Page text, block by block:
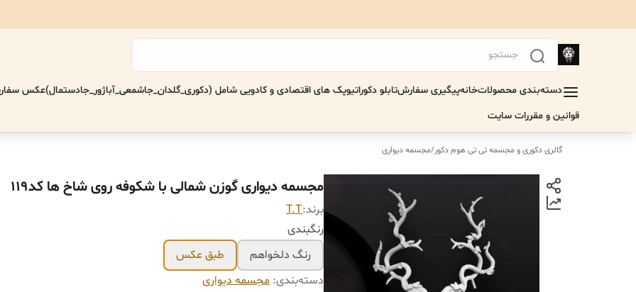
دسته‌بندی محصولاتخانهپیگیری سفارشتابلو دکوراتیوپک های اقتصادی‌ و کادویی شامل (دکوری_گلدان_جاشمعی_آباژور_جادستمال)عکس
قوانین و مقررات سایت
گالری دکوری و مجسمه تی تی هوم دکور/مجسمه دیواری
مجسمه دیواری گوزن شمالی با شکوفه روی شاخ ها کد119
برند:T.T
رنگبندی
رنگ دلخواهم
طبق عکس
دسته‌بندی: مجسمه دیواری